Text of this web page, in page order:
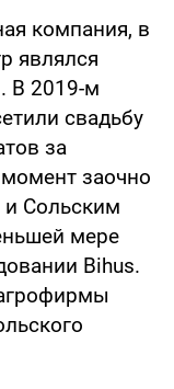
компания, в
являлся
В 2019-м
свадьбу
за
заочно
и Сольским
мере
Bihus.